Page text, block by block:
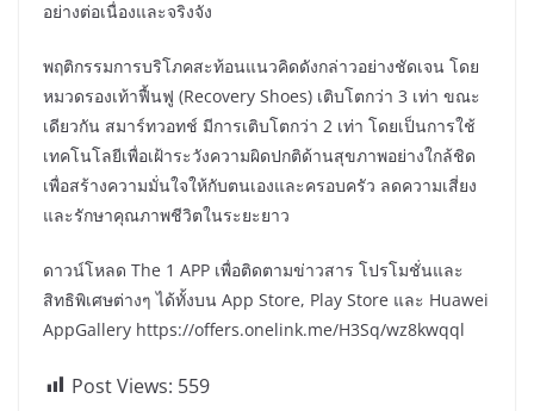
อย่างต่อเนื่องและจริงจัง
พฤติกรรมการบริโภคสะท้อนแนวคิดดังกล่าวอย่างชัดเจน โดย
หมวดรองเท้าฟื้นฟู (Recovery Shoes) เติบโตกว่า 3 เท่า ขณะ
เดียวกัน สมาร์ทวอทช์ มีการเติบโตกว่า 2 เท่า โดยเป็นการใช้
เทคโนโลยีเพื่อเฝ้าระวังความผิดปกติด้านสุขภาพอย่างใกล้ชิด
เพื่อสร้างความมั่นใจให้กับตนเองและครอบครัว ลดความเสี่ยง
และรักษาคุณภาพชีวิตในระยะยาว
ดาวน์โหลด The 1 APP เพื่อติดตามข่าวสาร โปรโมชั่นและ
สิทธิพิเศษต่างๆ ได้ทั้งบน App Store, Play Store และ Huawei
AppGallery https://offers.onelink.me/H3Sq/wz8kwqql
Post Views: 559